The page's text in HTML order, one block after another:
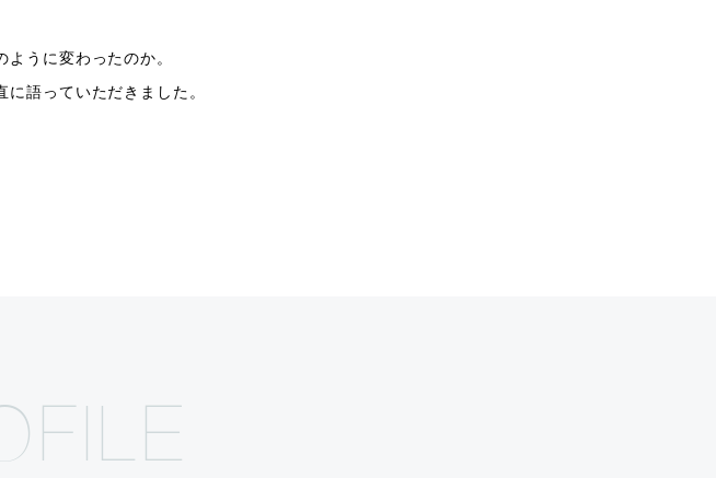
うに変わったのか。
に語っていただきました。
FIL E